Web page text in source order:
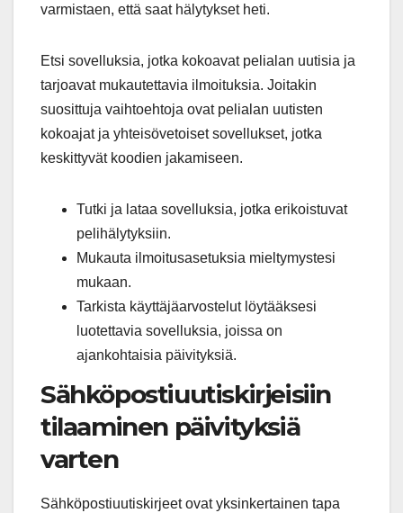
varmistaen, että saat hälytykset heti.
Etsi sovelluksia, jotka kokoavat pelialan uutisia ja
tarjoavat mukautettavia ilmoituksia. Joitakin
suosittuja vaihtoehtoja ovat pelialan uutisten
kokoajat ja yhteisövetoiset sovellukset, jotka
keskittyvät koodien jakamiseen.
Tutki ja lataa sovelluksia, jotka erikoistuvat
pelihälytyksiin.
Mukauta ilmoitusasetuksia mieltymystesi
mukaan.
Tarkista käyttäjäarvostelut löytääksesi
luotettavia sovelluksia, joissa on
ajankohtaisia päivityksiä.
Sähköpostiuutiskirjeisiin
tilaaminen päivityksiä
varten
Sähköpostiuutiskirjeet ovat yksinkertainen tapa